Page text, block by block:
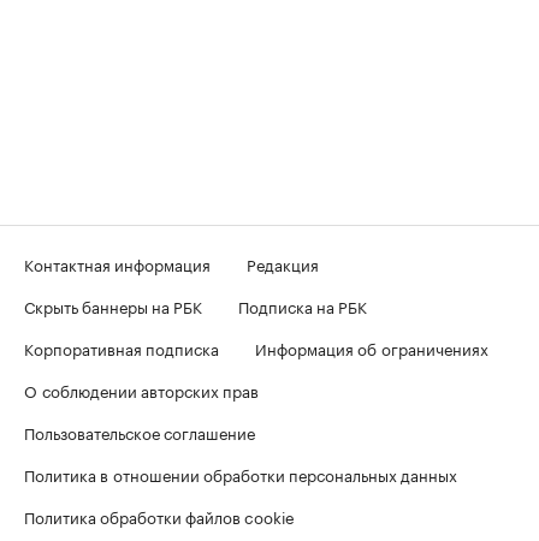
Контактная информация
Редакция
Скрыть баннеры на РБК
Подписка на РБК
Корпоративная подписка
Информация об ограничениях
О соблюдении авторских прав
Пользовательское соглашение
Политика в отношении обработки персональных данных
Политика обработки файлов cookie